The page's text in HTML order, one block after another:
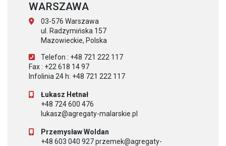
WARSZAWA
03-576 Warszawa
ul. Radzymińska 157
Mazowieckie, Polska
Telefon : +48 721 222 117
Fax : +22 618 14 97
Infolinia 24 h: +48 721 222 117
Łukasz Hetnał
+48 724 600 476
lukasz@agregaty-malarskie.pl
Przemysław Woldan
+48 603 040 927 przemek@agregaty-